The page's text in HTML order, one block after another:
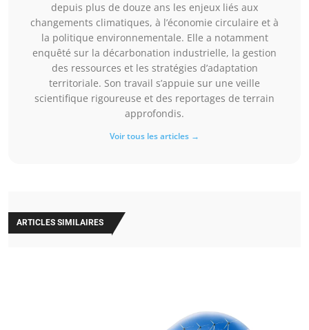
depuis plus de douze ans les enjeux liés aux
changements climatiques, à l’économie circulaire et à
la politique environnementale. Elle a notamment
enquêté sur la décarbonation industrielle, la gestion
des ressources et les stratégies d’adaptation
territoriale. Son travail s’appuie sur une veille
scientifique rigoureuse et des reportages de terrain
approfondis.
Voir tous les articles →
ARTICLES SIMILAIRES